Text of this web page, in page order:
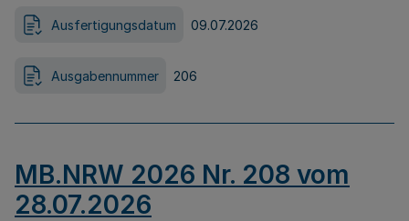
Ausfertigungsdatum 09.07.2026
Ausgabennummer 206
MB.NRW 2026 Nr. 208 vom
28.07.2026